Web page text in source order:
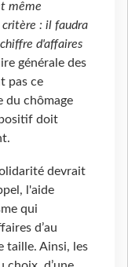
même
critère : il faudra
d'affaires
générale des
pas ce
du chômage
doit
devrait
l'aide
qui
d’au
taille. Ainsi, les